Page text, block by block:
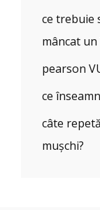
ce trebuie
mâncat
pearson
ce
câte
mușchi?